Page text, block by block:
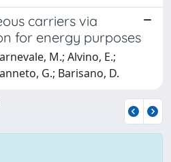
carriers via
for energy purposes
M.; Alvino, E.;
G.; Barisano, D.